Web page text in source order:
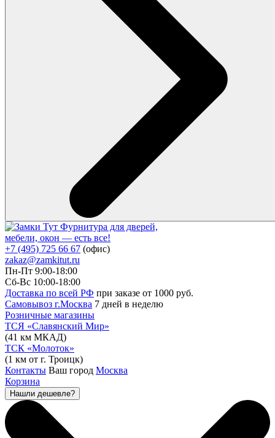
Фурнитура для дверей,
мебели, окон — есть все!
+7 (495) 725 66 67 (офис)
zakaz@zamkitut.ru
Пн-Пт 9:00-18:00
Сб-Вс 10:00-18:00
Доставка по всей РФ при заказе от 1000 руб.
Самовывоз г.Москва 7 дней в неделю
Розничные магазины
ТСЯ «Славянский Мир»
(41 км МКАД)
ТСК «Молоток»
(1 км от г. Троицк)
Контакты Ваш город Москва
Корзина
Нашли дешевле?